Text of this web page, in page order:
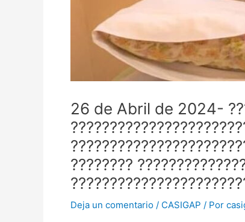
26 de Abril de 2024-
????????
Deja un comentario / CASIGAP / Por